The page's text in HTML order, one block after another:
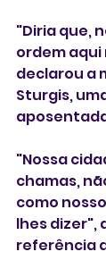
"Diria que,
ordem aqui
declarou a
Sturgis,
"Nossa
chamas,
como
lhes dizer",
referência